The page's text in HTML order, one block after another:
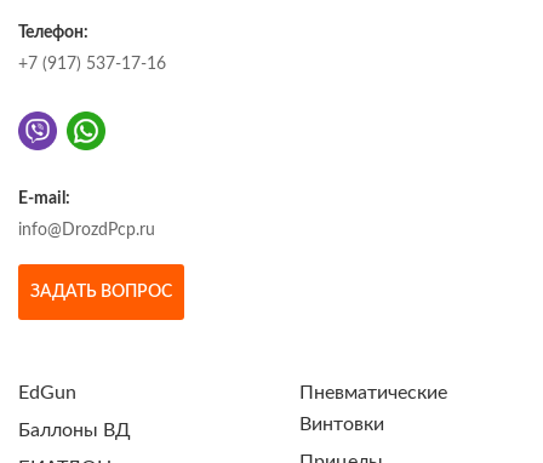
Телефон:
+7 (917) 537-17-16
E-mail:
info@DrozdPcp.ru
ЗАДАТЬ ВОПРОС
EdGun
Баллоны ВД
Пневматические
Винтовки